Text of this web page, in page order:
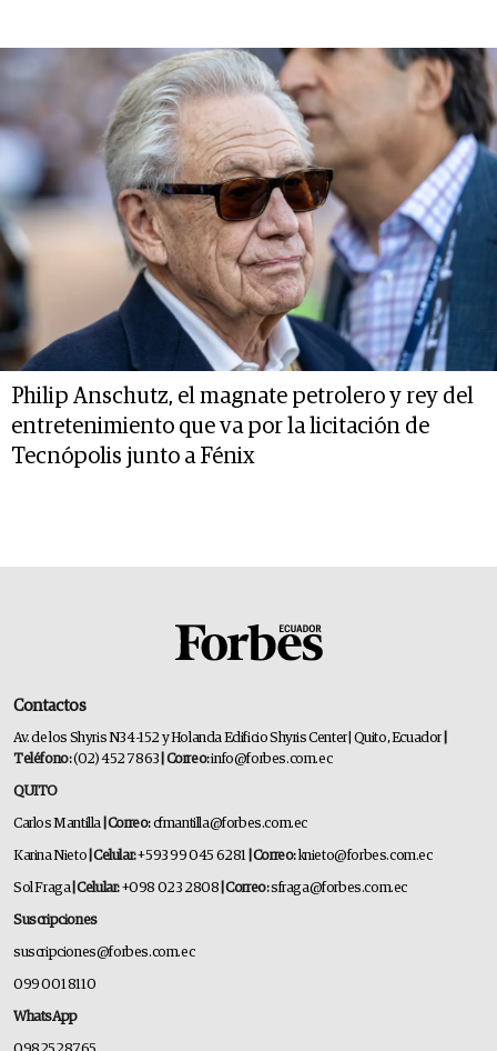
Philip Anschutz, el magnate petrolero y rey del
entretenimiento que va por la licitación de
Tecnópolis junto a Fénix
Contactos
Av. de los Shyris N34-152 y Holanda Edificio Shyris Center | Quito, Ecuador
Teléfono:(02) 452 7863 | Correo:info@forbes.com.ec
QUITO
Carlos Mantilla | Correo:cfmantilla@forbes.com.ec
Karina Nieto | Celular:+593 99 045 6281 | Correo:knieto@forbes.com.ec
Sol Fraga| Celular:+098 023 2808 | Correo:sfraga@forbes.com.ec
Suscripciones
suscripciones@forbes.com.ec
099 001 8110
WhatsApp